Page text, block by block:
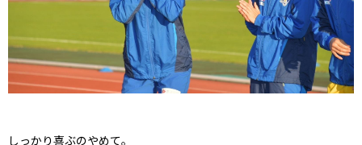
しっかり喜ぶのやめて。